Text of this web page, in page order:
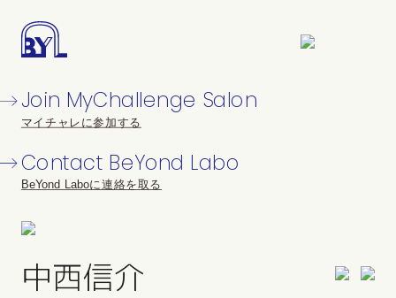
Join MyChallenge Salon
マイチャレに参加する
Contact BeYond Labo
BeYond Laboに連絡を取る
中西信介